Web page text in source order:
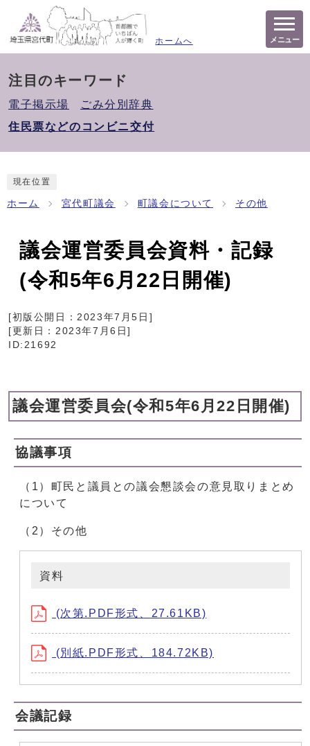
ホームへ メニュー
注目のキーワード
電子掲示場
ごみ分別辞典
住民票などのコンビニ交付
現在位置
ホーム 宮代町議会 町議会について その他
議会運営委員会資料・記録
(令和5年6月22日開催)
[初版公開日：2023年7月5日 ]
[更新日： 2023年7月6日]
ID:21692
議会運営委員会(令和5年6月22日開催)
協議事項
（1）町民と議員との議会懇談会の意見取りまとめ
について
（2）その他
資料
(次第.PDF形式、27.61KB)
(別紙.PDF形式、184.72KB)
会議記録